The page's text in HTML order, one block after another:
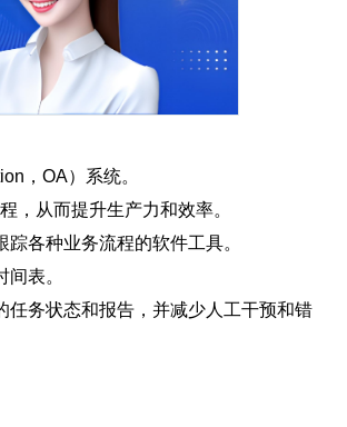
，OA）系统。
，从而提升生产力和效率。
各种业务流程的软件工具。
表。
务状态和报告，并减少人工干预和错